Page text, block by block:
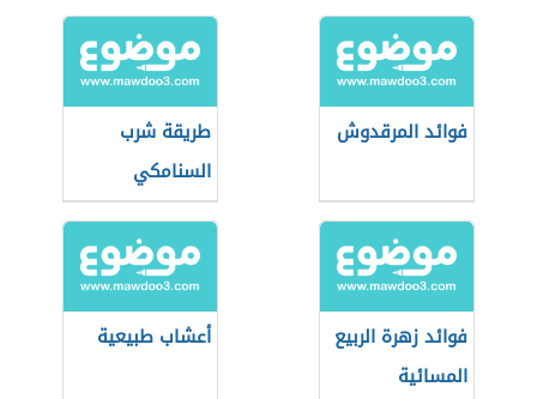
فوائد المرقدوش
طريقة شرب
السنامكي
فوائد زهرة الربيع
المسائية
أعشاب طبيعية